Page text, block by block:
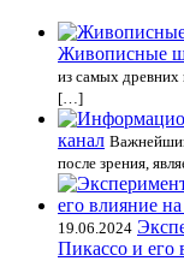
Живописные
из самых древних
[…]
канал
после зрения,
19.06.2024
Пикассо и его